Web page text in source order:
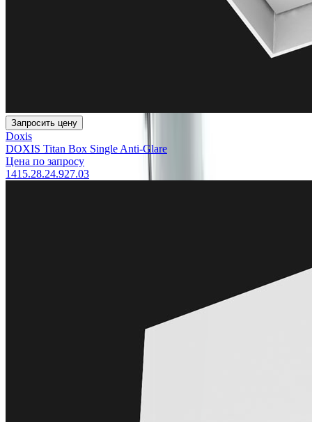
Запросить цену
Doxis
DOXIS Titan Box Single Anti-Glare
Цена по запросу
1415.28.24.927.03